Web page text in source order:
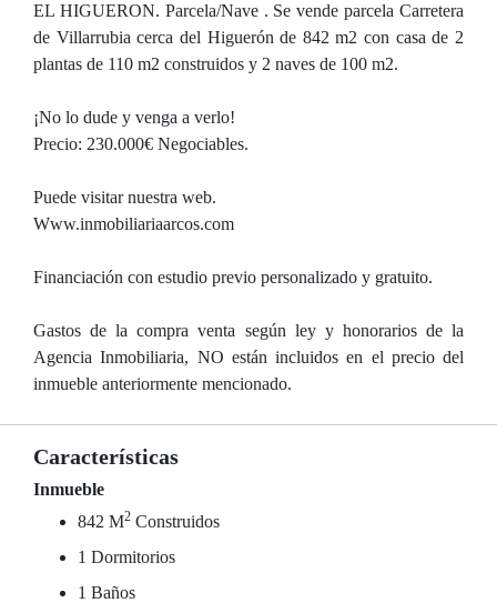
EL HIGUERON. Parcela/Nave . Se vende parcela Carretera
de Villarrubia cerca del Higuerón de 842 m2 con casa de 2
plantas de 110 m2 construidos y 2 naves de 100 m2.
¡No lo dude y venga a verlo!
Precio: 230.000€ Negociables.
Puede visitar nuestra web.
Www.inmobiliariaarcos.com
Financiación con estudio previo personalizado y gratuito.
Gastos de la compra venta según ley y honorarios de la
Agencia Inmobiliaria, NO están incluidos en el precio del
inmueble anteriormente mencionado.
Características
Inmueble
842 M2 Construidos
1 Dormitorios
1 Baños